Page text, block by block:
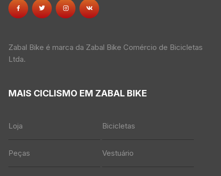
Zabal Bike é marca da Zabal Bike Comércio de Bicicletas
Ltda.
MAIS CICLISMO EM ZABAL BIKE
Loja Bicicletas
Peças Vestuário